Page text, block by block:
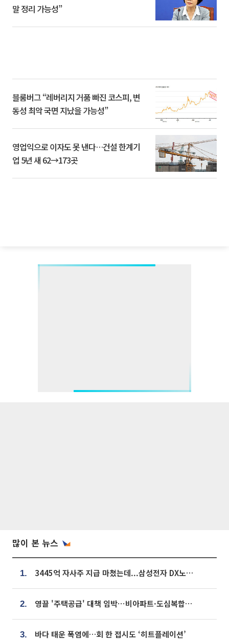
말 정리 가능성”
블룸버그 “레버리지 거품 빠진 코스피, 변
동성 최악 국면 지났을 가능성”
영업익으로 이자도 못 낸다…건설 한계기
업 5년 새 62→173곳
많이 본 뉴스
1. 3445억 자사주 지급 마쳤는데...삼성전자 DX노조, 뒤늦은 '떼쓰기 집회'
2. 영끌 '주택공급' 대책 임박⋯비아파트·도심복합까지 총동원
3. 바다 태운 폭염에…회 한 접시도 ‘히트플레이션’